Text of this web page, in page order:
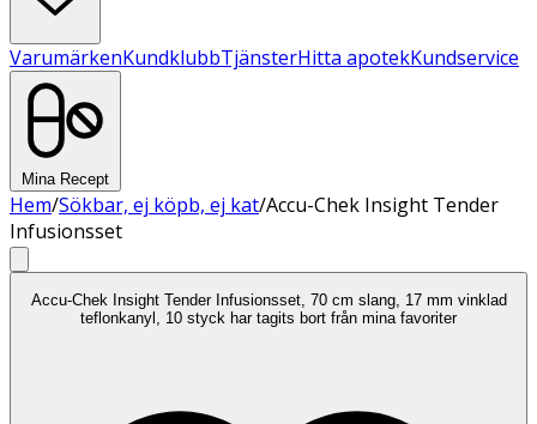
VarumärkenKundklubbTjänsterHitta apotekKundservice
Mina Recept
Hem/Sökbar, ej köpb, ej kat/Accu-Chek Insight Tender
Infusionsset
Accu-Chek Insight Tender Infusionsset, 70 cm slang, 17 mm vinklad
teflonkanyl, 10 styck har tagits bort från mina favoriter